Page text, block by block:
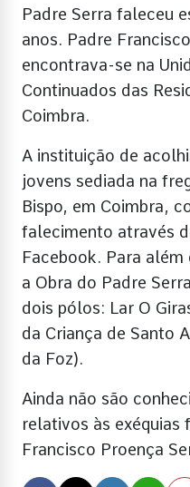
Padre Serra faleceu
anos. Padre
encontrava-se na
Continuados das
Coimbra.
A instituição de
jovens sediada na
Bispo, em Coimbra,
falecimento através
Facebook. Para
a Obra do Padre
dois pólos: Lar O
da Criança de Santo
da Foz).
Ainda não são
relativos às exéquias
Francisco Proença